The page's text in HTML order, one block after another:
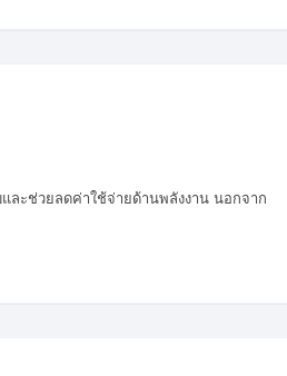
ละช่วยลดค่าใช้จ่ายด้านพลังงาน นอกจาก